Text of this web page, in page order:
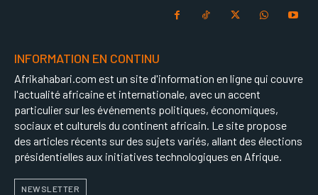
INFORMATION EN CONTINU
Afrikahabari.com est un site d'information en ligne qui couvre
l'actualité africaine et internationale, avec un accent
particulier sur les événements politiques, économiques,
sociaux et culturels du continent africain. Le site propose
des articles récents sur des sujets variés, allant des élections
présidentielles aux initiatives technologiques en Afrique.
NEWSLETTER